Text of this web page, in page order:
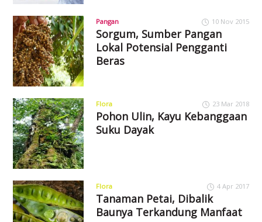
Pangan 10 Nov 2015
Sorgum, Sumber Pangan
Lokal Potensial Pengganti
Beras
Flora 23 Mar 2018
Pohon Ulin, Kayu Kebanggaan
Suku Dayak
Flora 4 Apr 2017
Tanaman Petai, Dibalik
Baunya Terkandung Manfaat